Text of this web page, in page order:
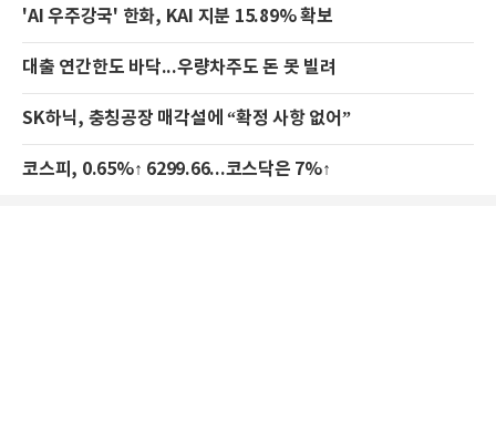
'AI 우주강국' 한화, KAI 지분 15.89% 확보
대출 연간한도 바닥...우량차주도 돈 못 빌려
SK하닉, 충칭공장 매각설에 “확정 사항 없어”
코스피, 0.65%↑ 6299.66...코스닥은 7%↑